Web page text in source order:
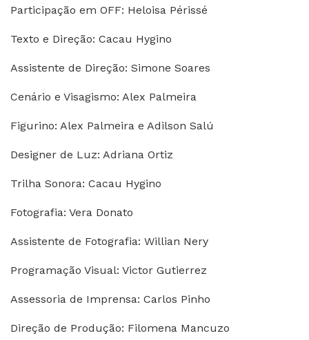
Participação em OFF: Heloisa Périssé
Texto e Direção: Cacau Hygino
Assistente de Direção: Simone Soares
Cenário e Visagismo: Alex Palmeira
Figurino: Alex Palmeira e Adilson Salú
Designer de Luz: Adriana Ortiz
Trilha Sonora: Cacau Hygino
Fotografia: Vera Donato
Assistente de Fotografia: Willian Nery
Programação Visual: Victor Gutierrez
Assessoria de Imprensa: Carlos Pinho
Direção de Produção: Filomena Mancuzo